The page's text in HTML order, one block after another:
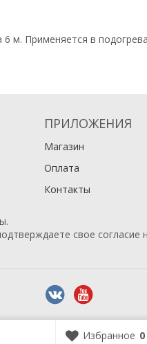
6 м. Применяется в
ПРИЛОЖЕНИЯ
Магазин
Оплата
Контакты
свое
Избранное 0